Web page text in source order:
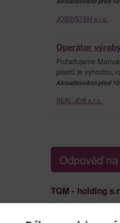
JOBSYSTEM s.r.o.
Operátor
Požadujeme
plastů je výhodou,
Aktualizováno před
REAL JOB s.r.o.
Odpověď
TQM - holding
Kontaktní osoba: